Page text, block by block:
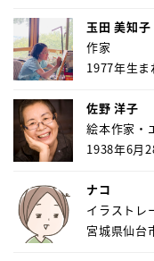
玉田 美知子
作家
1977年生
佐野 洋子
絵本作家・
1938年6月
ナコ
イラストレ
宮城県仙台